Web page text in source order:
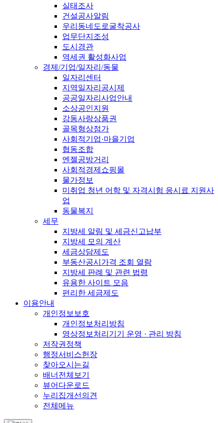
실태조사
건설공사알림
우리동네도로굴착공사
업무단지조성
도시경관
역세권 활성화사업
경제/기업/일자리/동물
일자리센터
지역일자리공시제
공공일자리사업안내
소상공인지원
강동사랑상품권
골목형상점가
사회적기업·마을기업
협동조합
엔젤공방거리
사회적경제쇼핑몰
물가정보
미취업 청년 어학 및 자격시험 응시료 지원사
업
동물복지
세무
지방세 알림 및 세금신고납부
지방세 모의 계산
세금상담제도
부동산공시가격 조회 열람
지방세 판례 및 관련 법령
유용한 사이트 모음
편리한 세금제도
이용안내
개인정보보호
개인정보처리방침
영상정보처리기기 운영 · 관리 방침
저작권정책
행정서비스헌장
찾아오시는길
배너전체보기
뷰어다운로드
누리집개선의견
전체메뉴